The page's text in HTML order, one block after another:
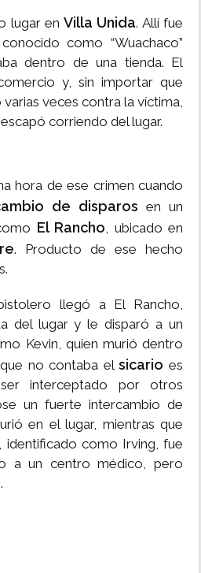
lugar enVilla Unida. Allí fue
como “Wuachaco”
dentro de una tienda. El
y, sin importar que
veces contra la víctima,
corriendo del lugar.
hora de ese crimen cuando
de disparos en un
El Rancho, ubicado en
. Producto de ese hecho
llegó a El Rancho,
del lugar y le disparó a un
Kevin, quien murió dentro
no contaba elsicario es
interceptado por otros
un fuerte intercambio de
en el lugar, mientras que
como Irving, fue
a un centro médico, pero